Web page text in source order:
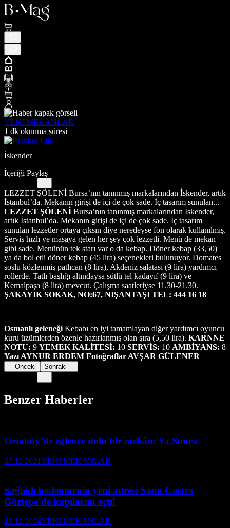
YENİ MEKANLAR
1 dk okunma süresi
İskender
İçeriği Paylaş
LEZZET ŞÖLENİ Bursa’nın tanınmış markalarından İskender, artık
İstanbul’da. Mekanın girişi de içi de çok sade. İç tasarım sunulan...
LEZZET ŞÖLENİ Bursa’nın tanınmış markalarından İskender,
artık İstanbul’da. Mekanın girişi de içi de çok sade. İç tasarım
sunulan lezzetler ortaya çıksın diye neredeyse fon olarak kullanılmış.
Servis hızlı ve masaya gelen her şey çok lezzetli. Menü de mekan
gibi sade. Menünün tek starı var o da kebap. Döner kebap (33,50)
ya da bol etli döner kebap (45 lira) seçenekleri bulunuyor. Domates
soslu közlenmiş patlıcan (8 lira), Akdeniz salatası (9 lira) yardımcı
rollerde. Tatlı başlığı altındaysa sütlü tel kadayıf (9 lira) ve
Kemalpaşa (8 lira) mevcut. Çalışma saatleriyse 11.30-21.30.
ŞAKAYIK SOKAK, NO:67, NIŞANTAŞI TEL: 444 16 18
Osmanlı geleneği Kebabı en iyi tamamlayan diğer yardımcı oyuncu
kuru üzümlerden özenle hazırlanmış olan şıra (5,50 lira). KARNNE
NOTU: 9 YEMEK KALİTESİ: 10 SERVİS: 10 AMBİYANS: 8
Yazı AYNUR ERDEM Fotoğraflar AVŞAR GÜLENER
Önceki Sonraki
Benzer Haberler
Ortaköy’de eğlence dolu bir mekân: Ya Sonra
27.12.2021YENİ MEKANLAR
Sağlıklı beslenmenin yeni adresi Sano Gastro
Göztepe’de kapılarını açtı!
18.12.2024YENİ MEKANLAR